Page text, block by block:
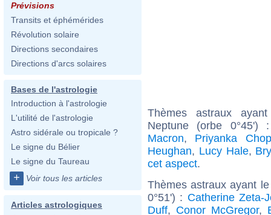
Prévisions
Transits et éphémérides
Révolution solaire
Directions secondaires
Directions d'arcs solaires
Bases de l'astrologie
Introduction à l'astrologie
L'utilité de l'astrologie
Astro sidérale ou tropicale ?
Le signe du Bélier
Le signe du Taureau
+ Voir tous les articles
Articles astrologiques
Thèmes astraux
Neptune (orbe
Macron, Priyanka
Heughan, Lucy Hale,
cet aspect.
Thèmes astraux ayant
0°51') : Catherine Zeta-
Duff, Conor McGregor,